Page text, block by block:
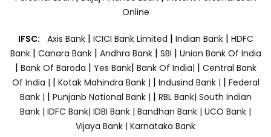
Online
IFSC: Axis Bank | ICICI Bank Limited | Indian Bank | HDFC
Bank| Canara Bank | Andhra Bank| SBI | Union Bank Of India
| Bank Of Baroda | Yes Bank| Bank Of India| | Central Bank
Of India | | Kotak Mahindra Bank | | Indusind Bank | | Federal
Bank | | Punjanb National Bank | | RBL Bank| South Indian
Bank | IDFC Bank| IDBI Bank | Bandhan Bank | UCO Bank |
Vijaya Bank | Karnataka Bank